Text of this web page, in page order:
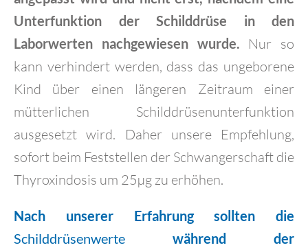
Unterfunktion der Schilddrüse in den
Laborwerten nachgewiesen wurde. Nur so
kann verhindert werden, dass das ungeborene
Kind über einen längeren Zeitraum einer
mütterlichen Schilddrüsenunterfunktion
ausgesetzt wird. Daher unsere Empfehlung,
sofort beim Feststellen der Schwangerschaft die
Thyroxindosis um 25µg zu erhöhen.
Nach unserer Erfahrung sollten die
Schilddrüsenwerte während der